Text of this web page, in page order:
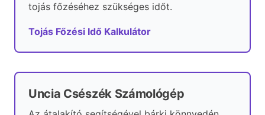
tojás főzéséhez szükséges időt.
Tojás Főzési Idő Kalkulátor
Uncia Csészék Számológép